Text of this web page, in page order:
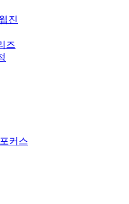
진
즈
커스